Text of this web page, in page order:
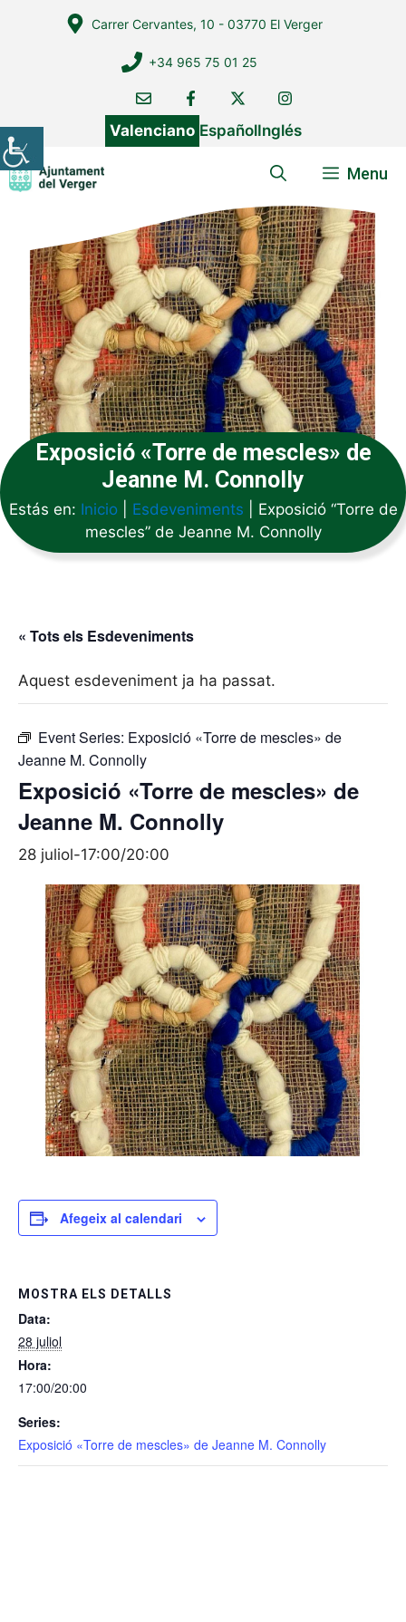
Carrer Cervantes, 10 - 03770 El Verger
+34 965 75 01 25
Valenciano EspañolInglés
Menu
Exposició «Torre de mescles» de
Jeanne M. Connolly
Estás en: Inicio| Esdeveniments
Exposició “Torre de
mescles” de Jeanne M. Connolly
« Tots els Esdeveniments
Aquest esdeveniment ja ha passat.
Event Series: Exposició «Torre de mescles» de
Jeanne M. Connolly
Exposició «Torre de mescles» de
Jeanne M. Connolly
28 juliol-17:00/20:00
Afegeix al calendari
MOSTRA ELS DETALLS
Data:
28 juliol
Hora:
17:00/20:00
Series:
Exposició «Torre de mescles» de Jeanne M. Connolly